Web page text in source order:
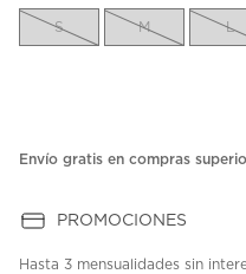
S M L
Envío gratis en compras
PROMOCIONES
Hasta 3 mensualidades sin